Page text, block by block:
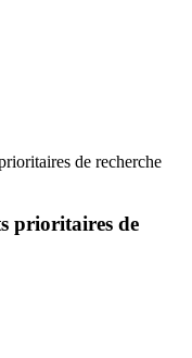
de recherche
prioritaires de